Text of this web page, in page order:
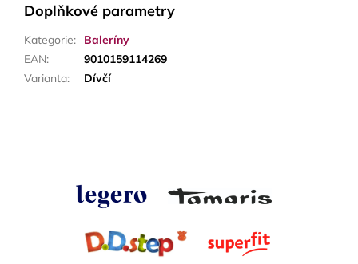
Doplňkové parametry
Kategorie:
Baleríny
EAN:
9010159114269
Varianta: Dívčí